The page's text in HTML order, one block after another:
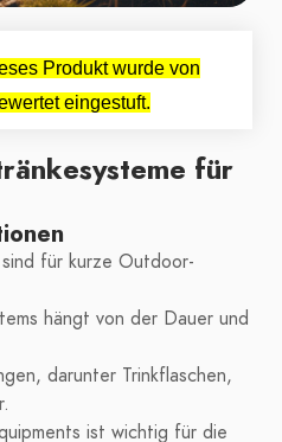
Produkt wurde von
eingestuft.
für
für kurze Outdoor-
hängt von der Dauer und
darunter Trinkflaschen,
ist wichtig für die